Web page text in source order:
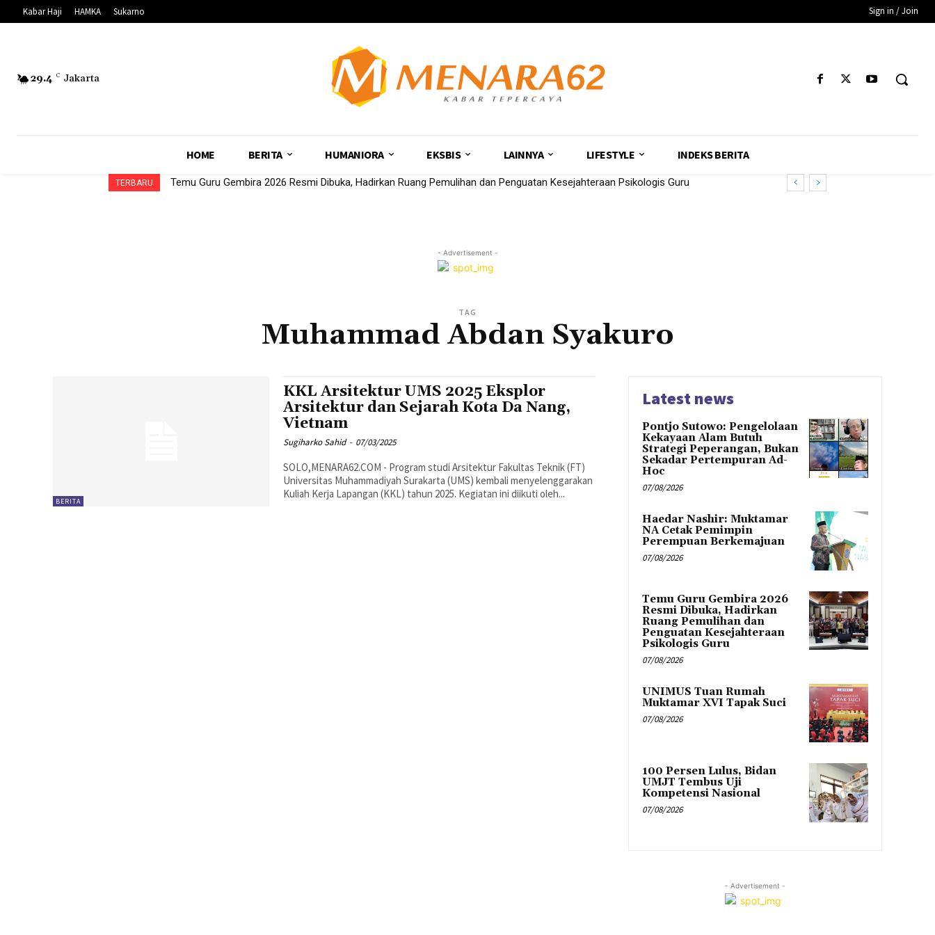
Kabar Haji HAMKA Sukarno Sign in / Join
29.4 C Jakarta
HOME BERITA HUMANIORA EKSBIS LAINNYA LIFESTYLE INDEKS BERITA
TERBARU Temu Guru Gembira 2026 Resmi Dibuka, Hadirkan Ruang Pemulihan dan Penguatan Kesejahteraan Psikologis Guru
- Advertisement -
TAG
Muhammad Abdan Syakuro
BERITA
KKL Arsitektur UMS 2025 Eksplor
Arsitektur dan Sejarah Kota Da Nang,
Vietnam
Sugiharko Sahid - 07/03/2025
SOLO,MENARA62.COM - Program studi Arsitektur Fakultas Teknik (FT)
Universitas Muhammadiyah Surakarta (UMS) kembali menyelenggarakan
Kuliah Kerja Lapangan (KKL) tahun 2025. Kegiatan ini diikuti oleh...
Latest news
Pontjo Sutowo: Pengelolaan
Kekayaan Alam Butuh
Strategi Peperangan, Bukan
Sekadar Pertempuran Ad-
Hoc
07/08/2026
Haedar Nashir: Muktamar
NA Cetak Pemimpin
Perempuan Berkemajuan
07/08/2026
Temu Guru Gembira 2026
Resmi Dibuka, Hadirkan
Ruang Pemulihan dan
Penguatan Kesejahteraan
Psikologis Guru
07/08/2026
UNIMUS Tuan Rumah
Muktamar XVI Tapak Suci
07/08/2026
100 Persen Lulus, Bidan
UMJT Tembus Uji
Kompetensi Nasional
07/08/2026
- Advertisement -